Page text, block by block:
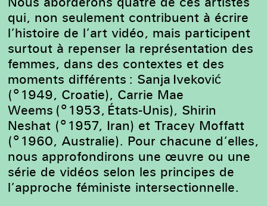
qui, non seulement contribuent à écrire
l’histoire de l’art vidéo, mais participent
surtout à repenser la représentation des
femmes, dans des contextes et des
moments différents : Sanja Iveković
(°1949, Croatie), Carrie Mae
Weems (°1953, États-Unis), Shirin
Neshat (°1957, Iran) et Tracey Moffatt
(°1960, Australie). Pour chacune d’elles,
nous approfondirons une œuvre ou une
série de vidéos selon les principes de
l’approche féministe intersectionnelle.